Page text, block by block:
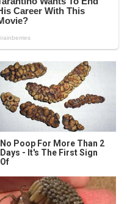
No Poop For More Than 2
Days - It's The First Sign
Of